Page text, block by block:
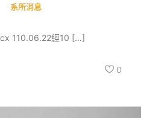
系所消息
110.06.22經10 […]
0